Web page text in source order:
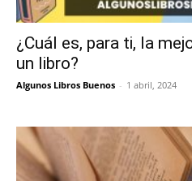
¿Cuál es, para ti, la
un libro?
Algunos Libros Buenos - 1 abril, 2024